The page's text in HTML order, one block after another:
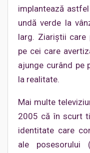
implantează
undă verde la
larg. Ziariştii care
pe cei care
ajunge curând pe
la realitate.
Mai multe
2005 că în scurt
identitate care
ale posesorului